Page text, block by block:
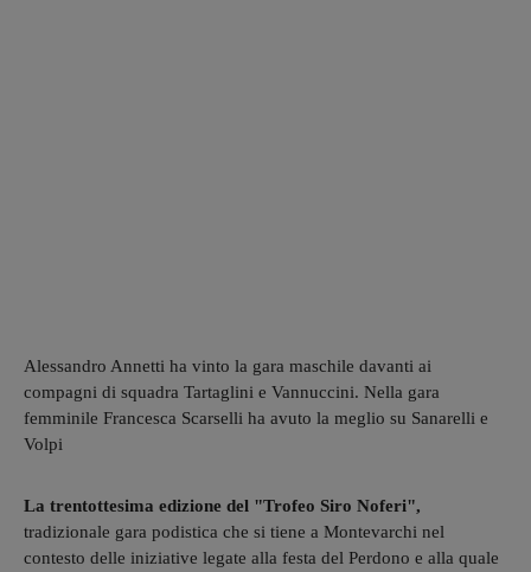
Alessandro Annetti ha vinto la gara maschile davanti ai
compagni di squadra Tartaglini e Vannuccini. Nella gara
femminile Francesca Scarselli ha avuto la meglio su Sanarelli e
Volpi
La trentottesima edizione del "Trofeo Siro Noferi",
tradizionale gara podistica che si tiene a Montevarchi nel
contesto delle iniziative legate alla festa del Perdono e alla quale